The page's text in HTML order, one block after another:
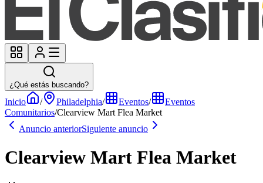
¿Qué estás buscando?
Inicio / Philadelphia/ Eventos/
Eventos
Comunitarios/Clearview Mart Flea Market
Anuncio anteriorSiguiente anuncio
Clearview Mart Flea Market